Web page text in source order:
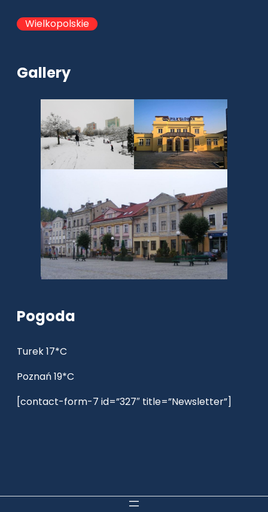
Wielkopolskie
Gallery
Pogoda
Turek 17*C
Poznań 19*C
[contact-form-7 id=”327″ title=”Newsletter”]